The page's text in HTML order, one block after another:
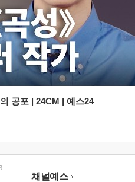
공포 | 24CM | 예스24
채널예스